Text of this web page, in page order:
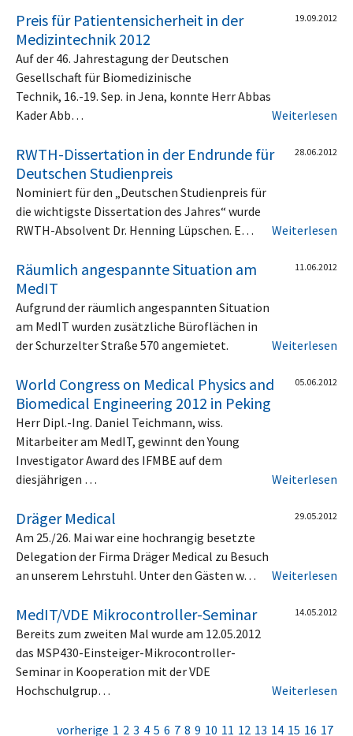
Preis für Patientensicherheit in der
Medizintechnik 2012
19.09.2012
Auf der 46. Jahrestagung der Deutschen
Gesellschaft für Biomedizinische
Technik, 16.-19. Sep. in Jena, konnte Herr Abbas
Kader Abb…
Weiterlesen
RWTH-Dissertation in der Endrunde für
Deutschen Studienpreis
28.06.2012
Nominiert für den „Deutschen Studienpreis für
die wichtigste Dissertation des Jahres“ wurde
RWTH-Absolvent Dr. Henning Lüpschen. E…
Weiterlesen
Räumlich angespannte Situation am
MedIT
11.06.2012
Aufgrund der räumlich angespannten Situation
am MedIT wurden zusätzliche Büroflächen in
der Schurzelter Straße 570 angemietet.
Weiterlesen
World Congress on Medical Physics and
Biomedical Engineering 2012 in Peking
05.06.2012
Herr Dipl.-Ing. Daniel Teichmann, wiss.
Mitarbeiter am MedIT, gewinnt den Young
Investigator Award des IFMBE auf dem
diesjährigen …
Weiterlesen
Dräger Medical 29.05.2012
Am 25./26. Mai war eine hochrangig besetzte
Delegation der Firma Dräger Medical zu Besuch
an unserem Lehrstuhl. Unter den Gästen w…
Weiterlesen
MedIT/VDE Mikrocontroller-Seminar 14.05.2012
Bereits zum zweiten Mal wurde am 12.05.2012
das MSP430-Einsteiger-Mikrocontroller-
Seminar in Kooperation mit der VDE
Hochschulgrup…
Weiterlesen
vorherige 1 2 3 4 5 6 7 8 9 10 11 12 13 14 15 16 17